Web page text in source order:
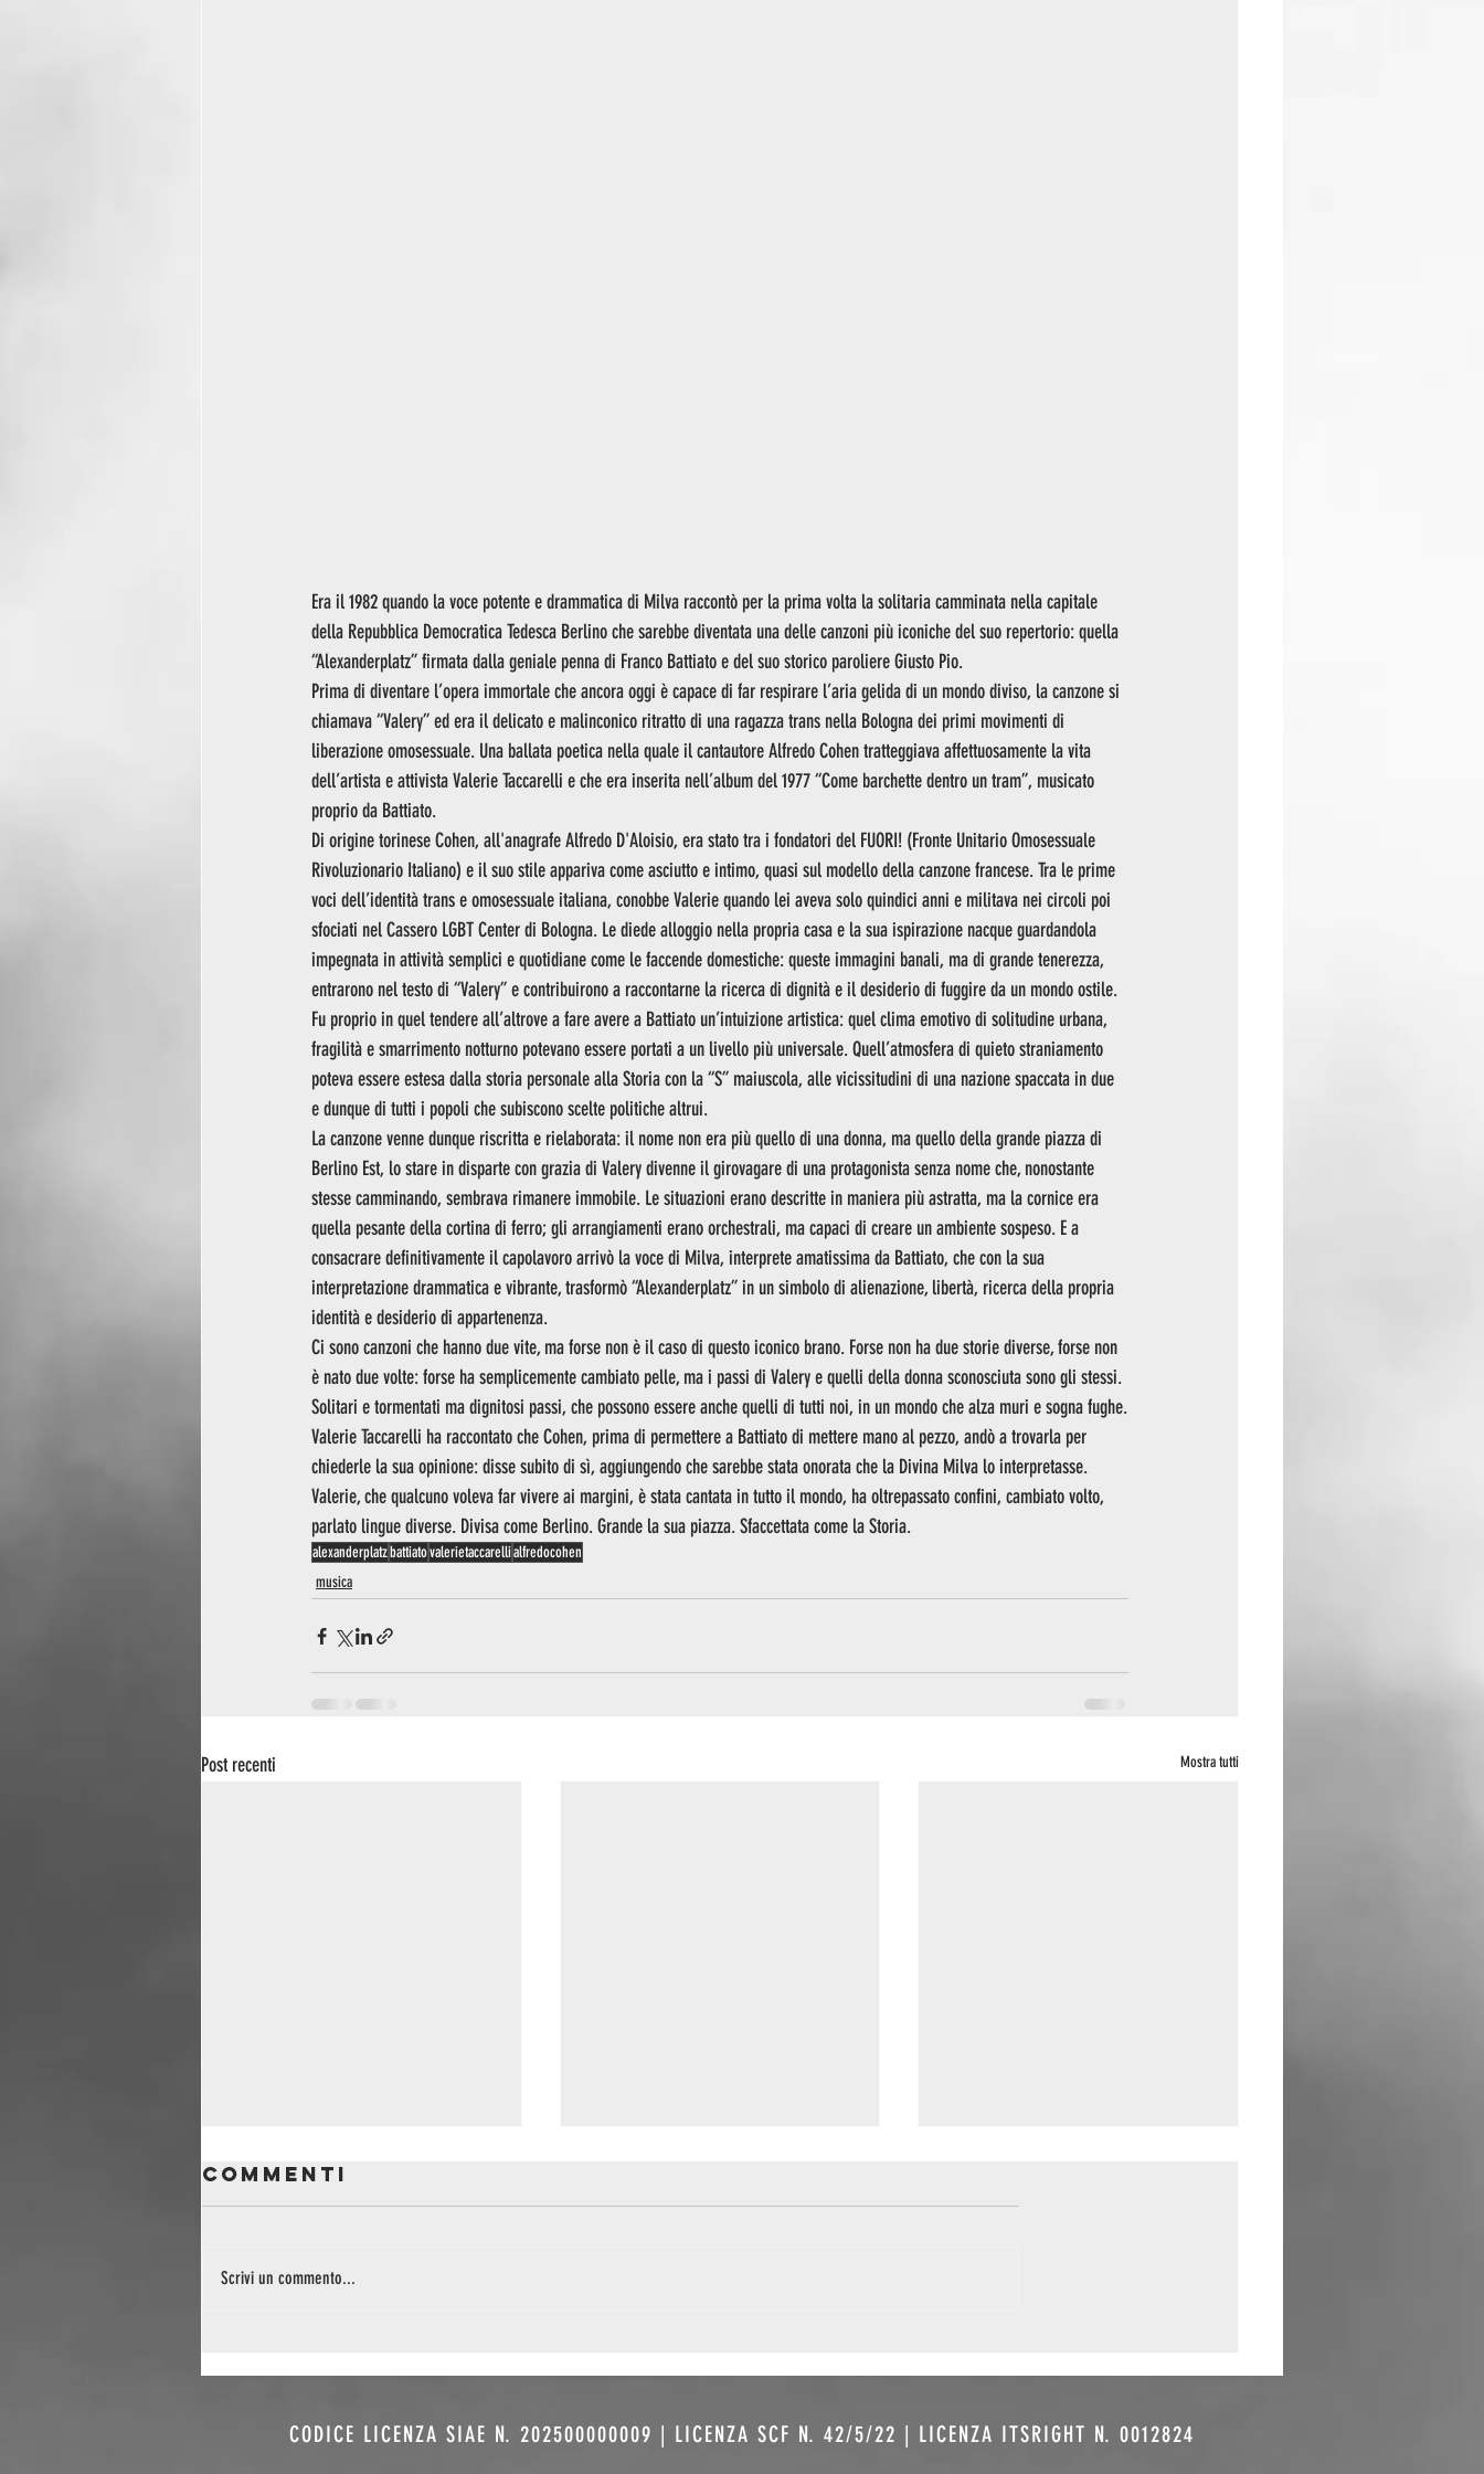
Era il 1982 quando la voce potente e drammatica di Milva raccontò per la prima volta la solitaria camminata nella capitale
della Repubblica Democratica Tedesca Berlino che sarebbe diventata una delle canzoni più iconiche del suo repertorio: quella
“Alexanderplatz” firmata dalla geniale penna di Franco Battiato e del suo storico paroliere Giusto Pio.
Prima di diventare l’opera immortale che ancora oggi è capace di far respirare l’aria gelida di un mondo diviso, la canzone si
chiamava “Valery” ed era il delicato e malinconico ritratto di una ragazza trans nella Bologna dei primi movimenti di
liberazione omosessuale. Una ballata poetica nella quale il cantautore Alfredo Cohen tratteggiava affettuosamente la vita
dell’artista e attivista Valerie Taccarelli e che era inserita nell’album del 1977 “Come barchette dentro un tram”, musicato
proprio da Battiato.
Di origine torinese Cohen, all'anagrafe Alfredo D'Aloisio, era stato tra i fondatori del FUORI! (Fronte Unitario Omosessuale
Rivoluzionario Italiano) e il suo stile appariva come asciutto e intimo, quasi sul modello della canzone francese. Tra le prime
voci dell’identità trans e omosessuale italiana, conobbe Valerie quando lei aveva solo quindici anni e militava nei circoli poi
sfociati nel Cassero LGBT Center di Bologna. Le diede alloggio nella propria casa e la sua ispirazione nacque guardandola
impegnata in attività semplici e quotidiane come le faccende domestiche: queste immagini banali, ma di grande tenerezza,
entrarono nel testo di “Valery” e contribuirono a raccontarne la ricerca di dignità e il desiderio di fuggire da un mondo ostile.
Fu proprio in quel tendere all’altrove a fare avere a Battiato un’intuizione artistica: quel clima emotivo di solitudine urbana,
fragilità e smarrimento notturno potevano essere portati a un livello più universale. Quell’atmosfera di quieto straniamento
poteva essere estesa dalla storia personale alla Storia con la “S” maiuscola, alle vicissitudini di una nazione spaccata in due
e dunque di tutti i popoli che subiscono scelte politiche altrui.
La canzone venne dunque riscritta e rielaborata: il nome non era più quello di una donna, ma quello della grande piazza di
Berlino Est, lo stare in disparte con grazia di Valery divenne il girovagare di una protagonista senza nome che, nonostante
stesse camminando, sembrava rimanere immobile. Le situazioni erano descritte in maniera più astratta, ma la cornice era
quella pesante della cortina di ferro; gli arrangiamenti erano orchestrali, ma capaci di creare un ambiente sospeso. E a
consacrare definitivamente il capolavoro arrivò la voce di Milva, interprete amatissima da Battiato, che con la sua
interpretazione drammatica e vibrante, trasformò “Alexanderplatz” in un simbolo di alienazione, libertà, ricerca della propria
identità e desiderio di appartenenza.
Ci sono canzoni che hanno due vite, ma forse non è il caso di questo iconico brano. Forse non ha due storie diverse, forse non
è nato due volte: forse ha semplicemente cambiato pelle, ma i passi di Valery e quelli della donna sconosciuta sono gli stessi.
Solitari e tormentati ma dignitosi passi, che possono essere anche quelli di tutti noi, in un mondo che alza muri e sogna fughe.
Valerie Taccarelli ha raccontato che Cohen, prima di permettere a Battiato di mettere mano al pezzo, andò a trovarla per
chiederle la sua opinione: disse subito di sì, aggiungendo che sarebbe stata onorata che la Divina Milva lo interpretasse.
Valerie, che qualcuno voleva far vivere ai margini, è stata cantata in tutto il mondo, ha oltrepassato confini, cambiato volto,
parlato lingue diverse. Divisa come Berlino. Grande la sua piazza. Sfaccettata come la Storia.
alexanderplatzbattiatovalerietaccarellialfredocohen
musica
Post recenti Mostra tutti
Celtic Festival
torna
tutte le
portano a
qualcuno
promozione: il
fenomeno del
Commenti
Scrivi un commento...
CODICE LICENZA SIAE N. 202500000009 | LICENZA SCF N. 42/5/22 | LICENZA ITSRIGHT N. 0012824